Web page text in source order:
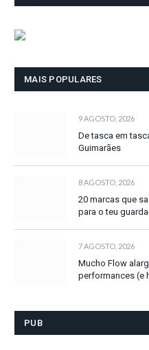
MAIS POPULARES
9 AGOSTO, 2026
De tasca em
Guimarães
8 AGOSTO, 2026
20 marcas que
para o teu
7 AGOSTO, 2026
Mucho Flow
performances (e
PUB